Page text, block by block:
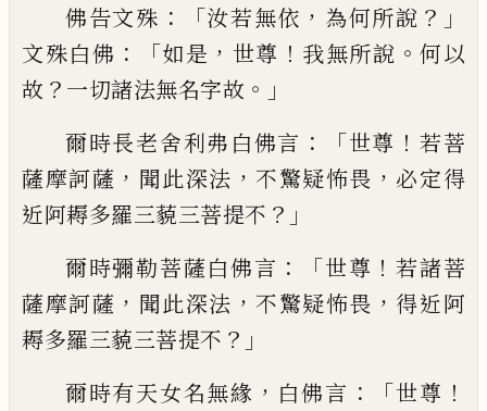
佛告文殊 ：「汝若無依 ， 為何所說 ？」
文殊白佛 ：「如是 ， 世尊 ！ 我無所說 。何以
故 ？ 一切諸法無名字故 。」
爾時長老舍利弗白佛言 ：「世尊 ！ 若菩
薩摩訶薩 ， 聞此深法 ，不驚疑怖畏 ， 必定得
近阿耨多羅三藐三菩提不 ？」
爾時彌勒菩薩白佛言 ：「世尊 ！若諸菩
薩摩訶薩 ， 聞此深法 ，不驚疑怖畏 ， 得近阿
耨多羅三藐三菩提不 ？」
爾時有天女名無緣 ， 白佛言 ：「世尊 ！